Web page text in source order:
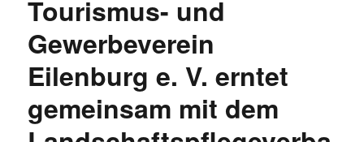
Tourismus- und
Gewerbeverein
Eilenburg e. V. erntet
gemeinsam mit dem